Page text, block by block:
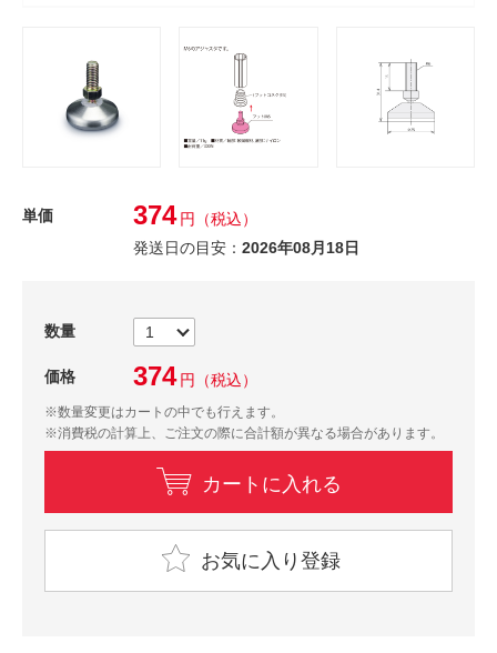
単価 374 円
（税込）
発送日の目安： 2026年08月18日
数量
価格 374 円 （税込）
※数量変更はカートの中でも行えます。
※消費税の計算上、ご注文の際に合計額が異なる場合があります。
カートに入れる
お気に入り登録